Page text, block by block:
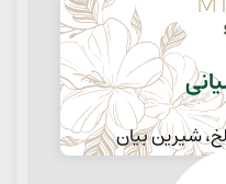
شیرین بیان